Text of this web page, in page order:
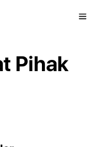
Pihak